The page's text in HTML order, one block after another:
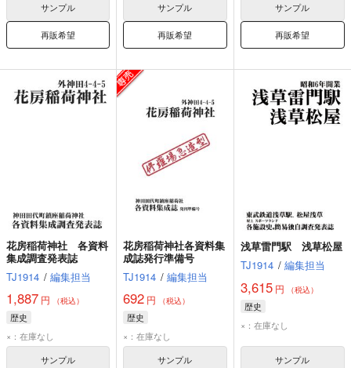
サンプル
再販希望
サンプル
再販希望
サンプル
再販希望
花房稲荷神社 各資料
集成調査発表誌
TJ1914 / 編集担当
1,887 円 （税込）
歴史
×：在庫なし
サンプル
花房稲荷神社各資料集
成誌発行準備号
TJ1914 / 編集担当
692 円 （税込）
歴史
×：在庫なし
サンプル
浅草雷門駅 浅草松屋
TJ1914 / 編集担当
3,615円 （税込）
歴史
×：在庫なし
サンプル